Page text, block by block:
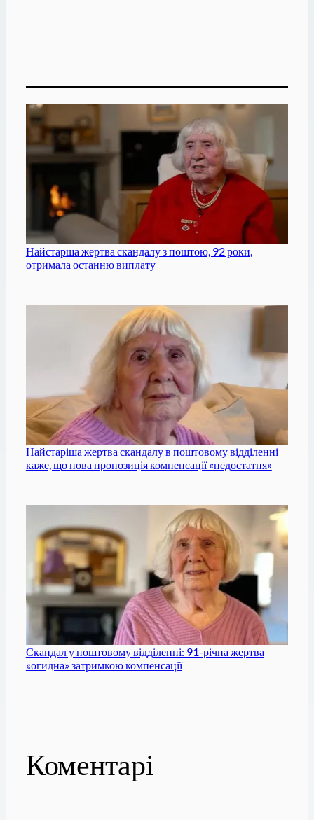
Найстарша жертва скандалу з поштою, 92 роки,
отримала останню виплату
Найстаріша жертва скандалу в поштовому відділенні
каже, що нова пропозиція компенсації «недостатня»
Скандал у поштовому відділенні: 91-річна жертва
«огидна» затримкою компенсації
Коментарі